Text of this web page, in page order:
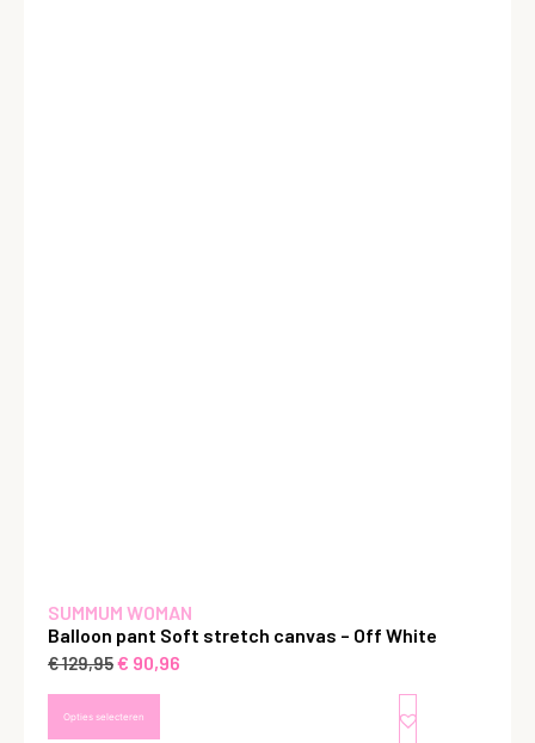
SUMMUM WOMAN
Balloon pant Soft stretch canvas – Off White
€129,95€ 90,96
Opties selecteren